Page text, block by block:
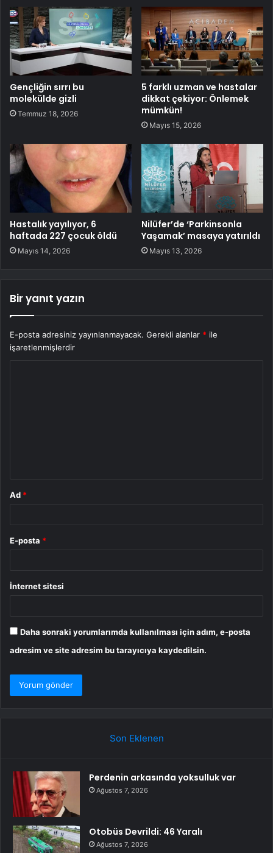
Gençliğin sırrı bu
molekülde gizli
Temmuz 18, 2026
5 farklı uzman ve hastalar
dikkat çekiyor: Önlemek
mümkün!
Mayıs 15, 2026
Hastalık yayılıyor, 6
haftada 227 çocuk öldü
Mayıs 14, 2026
Nilüfer’de ‘Parkinsonla
Yaşamak’ masaya yatırıldı
Mayıs 13, 2026
Bir yanıt yazın
E-posta adresiniz yayınlanmayacak. Gerekli alanlar * ile
işaretlenmişlerdir
Ad *
E-posta *
İnternet sitesi
Daha sonraki yorumlarımda kullanılması için adım, e-posta
adresim ve site adresim bu tarayıcıya kaydedilsin.
Son Eklenen
Perdenin arkasında yoksulluk var
Ağustos 7, 2026
Otobüs Devrildi: 46 Yaralı
Ağustos 7, 2026